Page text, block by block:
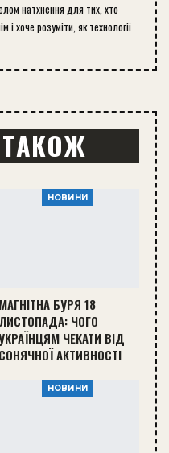
натхнення для тих, хто
і хоче розуміти, як технології
НОВИНИ
МАГНІТНА БУРЯ 18
ЛИСТОПАДА: ЧОГО
ЧЕКАТИ ВІД
СОНЯЧНОЇ АКТИВНОСТІ
НОВИНИ